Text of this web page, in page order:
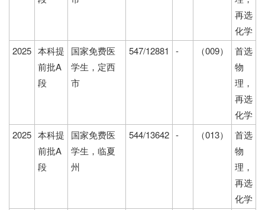
再选
化学
2025 本科提
前批A
段
国家免费医
学生，定西
市
547/12881 - （009）
首选
物
理，
再选
化学
2025 本科提
前批A
段
国家免费医
学生，临夏
州
544/13642 - （013）
首选
物
理，
再选
化学